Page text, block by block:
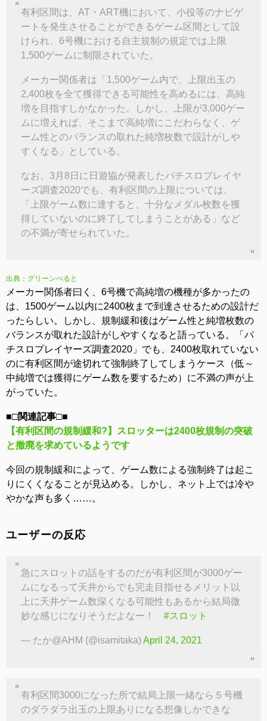
有利区間は、AT・ART機において、小役等のナビゲ
ートを発生させることができるゲーム区間として設
けられ、6号機における自主規制の規定では上限
1,500ゲームに制限されていた。
メーカー関係者は「1,500ゲーム内で、上限出玉の
2,400枚を全て獲得できる可能性を高めるには、高純
増を目指すしかなかった。しかし、上限が3,000ゲー
ムに増えれば、そこまで高純増にこだわらなく、ゲ
ーム性とのバランスの取れた純増枚数で設計がしや
すくなる」としている。
なお、3月8日に日遊協が発表したパチスロプレイヤ
ーズ調査2020でも、有利区間の上限については、
「上限ゲーム数に達すると、十分なメダル枚数を獲
得していないのに終了してしまうことがある」など
の不満が寄せられていた。
出典：グリーンべると
メーカー関係者曰く、6号機で高純増の機種が多かったの
は、1500ゲーム以内に2400枚まで到達させるための設計だ
ったらしい。しかし、規制緩和後はゲーム性と純増枚数の
バランスが取れた設計がしやすくなると語っている。「パ
チスロプレイヤーズ調査2020」でも、2400枚取れていない
のに有利区間が途切れて強制終了してしまうケース（低～
中純増では獲得にゲーム数を要するため）に不満の声が上
がっていた。
■□関連記事□■
【有利区間の規制緩和?】スロッターは2400枚規制の突破
と撤廃を求めているようです
今回の規制緩和によって、ゲーム数による強制終了は起こ
りにくくなることが見込める。しかし、ネット上では冷や
やかな声も多く……。
ユーザーの反応
急にスロットの話をするのだが有利区間が3000ゲー
ムになるって天井からでも完走目指せるメリット以
上に天井ゲーム数深くなる可能性もあるから結局微
妙な感じになりそうだよなー！ #スロット
— たか@AHM (@isamitaka)April 24, 2021
有利区間3000になった所で結局上限一緒なら５号機
のダラダラ出玉の上限ありになる想像しかできな